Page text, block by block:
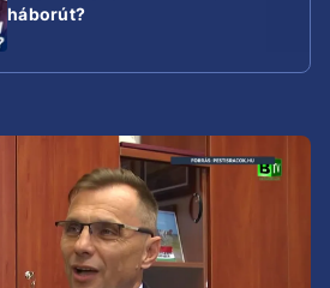
háborút?